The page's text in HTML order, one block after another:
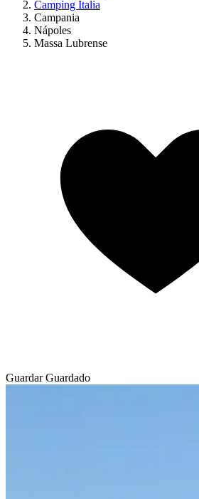
Camping Italia
Campania
Nápoles
Massa Lubrense
GuardarGuardado